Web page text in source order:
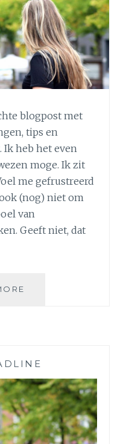
blogpost met
tips en
Ik heb het even
moge. Ik zit
me gefrustreerd
(nog) niet om
van
Geeft niet, dat
(EN
ALTIJD)
BEZIGHOUDEN